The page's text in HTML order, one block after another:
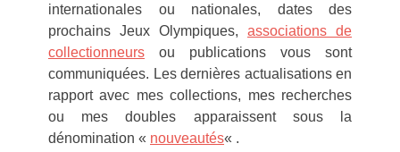
internationales ou nationales, dates des
prochains Jeux Olympiques, associations de
collectionneurs ou publications vous sont
communiquées. Les dernières actualisations en
rapport avec mes collections, mes recherches
ou mes doubles apparaissent sous la
dénomination « nouveautés« .